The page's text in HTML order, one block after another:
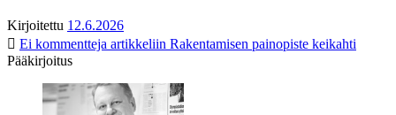
Kirjoitettu 12.6.2026
Ei kommentteja artikkeliin Rakentamisen painopiste keikahti
Pääkirjoitus